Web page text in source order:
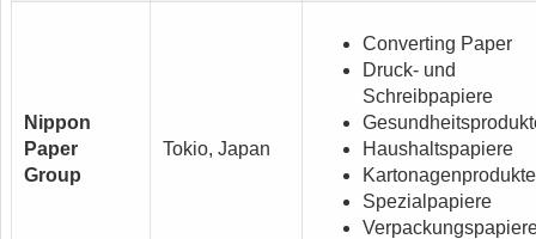
Nippon
Paper
Group
Tokio, Japan
Converting Paper
Druck- und
Schreibpapiere
Haushaltspapiere
Kartonagenprodukte
Spezialpapiere